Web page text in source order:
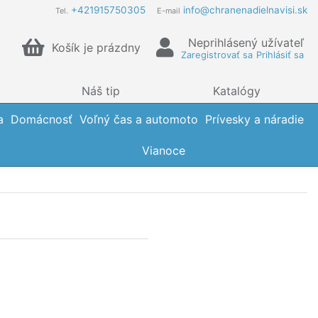
Tel. +421915750305 E-mail info@chranenadielnavisi.sk
Košík je prázdny Neprihlásený užívateľ
Zaregistrovať sa Prihlásiť sa
Náš tip
Katalógy
Domácnosť Voľný čas a automoto Prívesky a náradie
Vianoce